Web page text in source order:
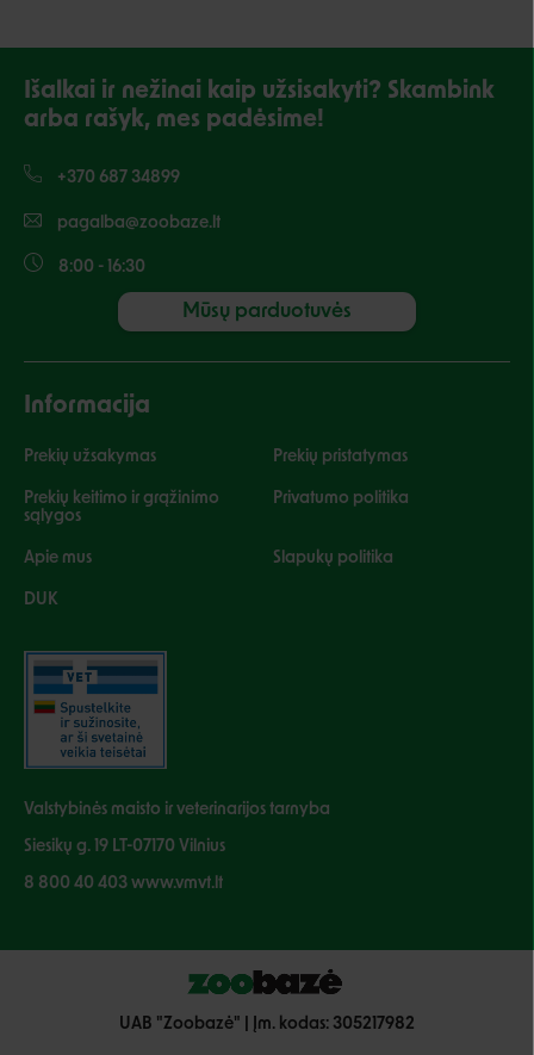
Išalkai ir nežinai kaip užsisakyti? Skambink
arba rašyk, mes padėsime!
+370 687 34899
pagalba@zoobaze.lt
8:00 - 16:30
Mūsų parduotuvės
Informacija
Prekių užsakymas Prekių pristatymas
Prekių keitimo ir grąžinimo
sąlygos
Privatumo politika
Apie mus Slapukų politika
DUK
Valstybinės maisto ir veterinarijos tarnyba
Siesikų g. 19 LT-07170 Vilnius
8 800 40 403 www.vmvt.lt
UAB "Zoobazė" | Įm. kodas: 305217982